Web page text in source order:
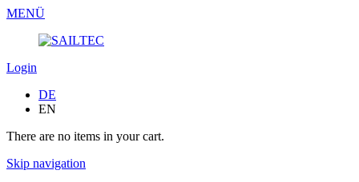
MENÜ
Login
DE
EN
There are no items in your cart.
Skip navigation